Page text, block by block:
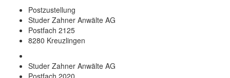
Postzustellung
Studer Zahner Anwälte AG
Postfach 2125
8280 Kreuzlingen
Studer Zahner Anwälte AG
Postfach 2020